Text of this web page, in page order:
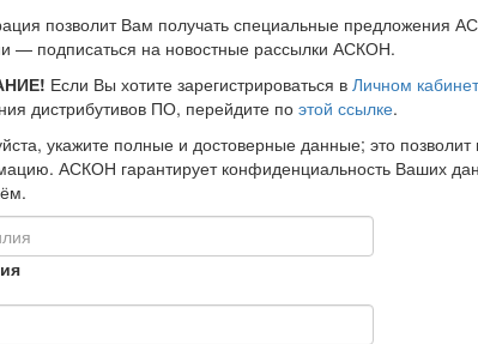
позволит Вам получать специальные предложения
— подписаться на новостные рассылки АСКОН.
Если Вы хотите зарегистрироваться в Личном
дистрибутивов ПО, перейдите поэтой ссылке.
укажите полные и достоверные данные; это
АСКОН гарантирует конфиденциальность Ваших